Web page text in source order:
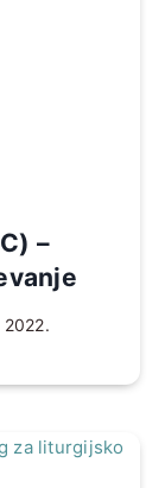
–
2022.